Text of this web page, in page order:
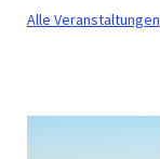
Alle Veranstaltungen